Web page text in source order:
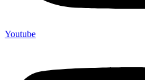
Youtube